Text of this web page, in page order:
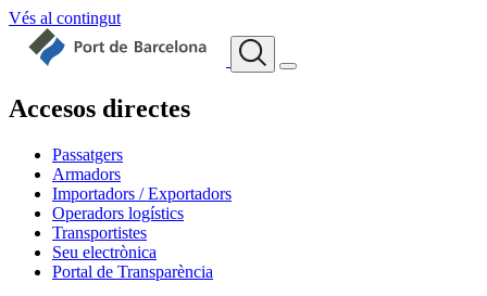
Vés al contingut
Accesos directes
Passatgers
Armadors
Importadors / Exportadors
Operadors logístics
Transportistes
Seu electrònica
Portal de Transparència